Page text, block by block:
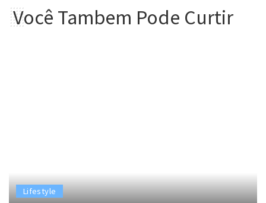
Você Tambem Pode Curtir
Lifestyle